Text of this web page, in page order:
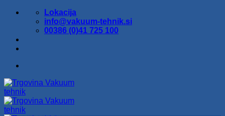
Skoči
Lokacija
info@vakuum-tehnik.si
00386 (0)41 725 100